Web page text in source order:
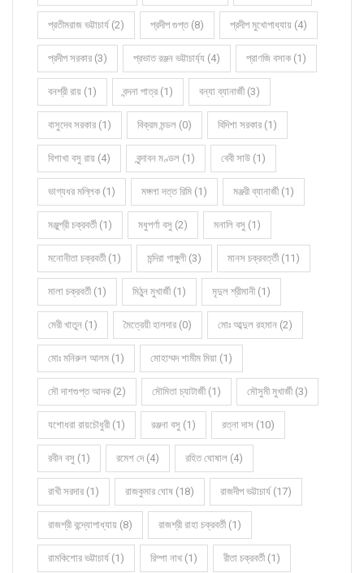
প্রতীমরাজ ভট্টাচার্য (2) প্রদীপ গুপ্ত (8) প্রদীপ মুখোপাধ্যায় (4)
প্রদীপ সরকার (3) প্রভাত রঞ্জন ভট্টাচার্য্য (4) প্রাণজি বসাক (1)
বনশ্রী রায় (1) বন্দনা পাত্র (1) বন্যা ব্যানার্জী (3)
বাসুদেব সরকার (1) বিক্রম মন্ডল (0) বিদিশা সরকার (1)
বিশাখা বসু রায় (4) বৃন্দাবন মণ্ডল (1) বেবী সাউ (1)
ভাগ্যধর মল্লিক (1) মঙ্গলা দত্ত রিমি (1) মঞ্জরী ব্যানার্জী (1)
মঞ্জুশ্রী চক্রবর্তী (1) মধুপর্ণা বসু (2) মনালি বসু (1)
মনোনীতা চক্রবর্তী (1) মন্দিরা গাঙ্গুলী (3) মানস চক্রবর্ত্তী (11)
মালা চক্রবর্তী (1) মিঠুন মুখার্জী (1) মৃদুল শ্রীমানী (1)
মেরী খাতুন (1) মৈত্রেয়ী হালদার (0) মোঃ আব্দুল রহমান (2)
মোঃ মনিরুল আলম (1) মোহাম্মদ শামীম মিয়া (1)
মৌ দাশগুপ্ত আদক (2) মৌমিতা চ্যাটার্জী (1) মৌসুমী মুখার্জী (3)
যশোধরা রায়চৌধুরী (1) রঞ্জনা বসু (1) রত্না দাস (10)
রবীন বসু (1) রমেশ দে (4) রহিত ঘোষাল (4)
রাখী সরদার (1) রাজকুমার ঘোষ (18) রাজদীপ ভট্টাচার্য (17)
রাজশ্রী বন্দ্যোপাধ্যায় (8) রাজশ্রী রাহা চক্রবর্তী (1)
রামকিশোর ভট্টাচার্য (1) রিম্পা নাথ (1) রীতা চক্রবর্তী (1)